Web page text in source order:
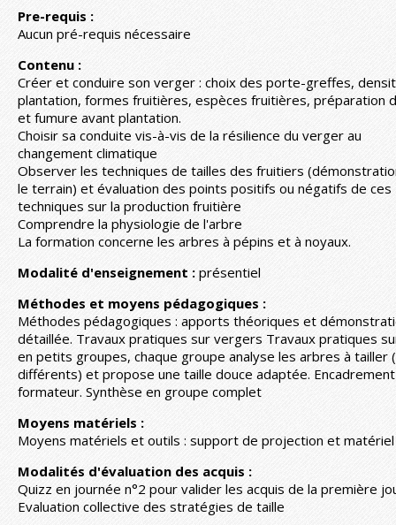
Pre-requis :
Aucun pré-requis nécessaire
Contenu :
Créer et conduire son verger : choix des porte-greffes,
plantation, formes fruitières, espèces fruitières, préparation
et fumure avant plantation.
Choisir sa conduite vis-à-vis de la résilience du verger au
changement climatique
Observer les techniques de tailles des fruitiers
le terrain) et évaluation des points positifs ou négatifs de ces
techniques sur la production fruitière
Comprendre la physiologie de l'arbre
La formation concerne les arbres à pépins et à noyaux.
Modalité d'enseignement : présentiel
Méthodes et moyens pédagogiques :
Méthodes pédagogiques : apports théoriques et
détaillée. Travaux pratiques sur vergers Travaux pratiques
en petits groupes, chaque groupe analyse les arbres à tailler
différents) et propose une taille douce adaptée.
formateur. Synthèse en groupe complet
Moyens matériels :
Moyens matériels et outils : support de projection et
Modalités d'évaluation des acquis :
Quizz en journée n°2 pour valider les acquis de la première
Evaluation collective des stratégies de taille